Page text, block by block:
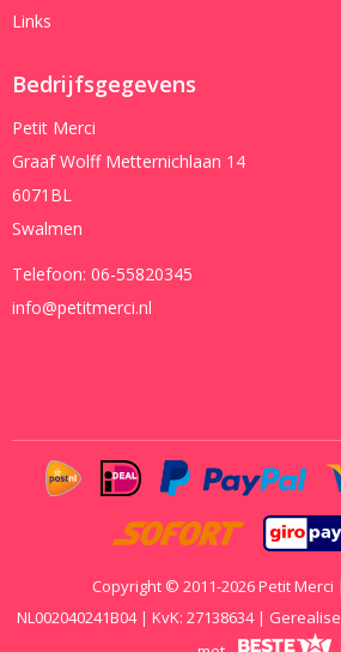
Links
Bedrijfsgegevens
Petit Merci
Graaf Wolff Metternichlaan 14
6071BL
Swalmen
Telefoon: 06-55820345
info@petitmerci.nl
Copyright © 2011-2026 Petit
NL002040241B04 | KvK: 27138634 |